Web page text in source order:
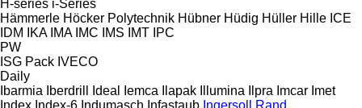
H-series i-Series
Hämmerle Höcker Polytechnik Hübner Hüdig Hüller Hille ICE
IDM
IKA IMA IMC IMS IMT IPC
PW
ISG Pack IVECO
Daily
Ibarmia
Iberdrill Ideal Iemca Ilapak Illumina Ilpra Imcar Imet
Index Index-6 Indumasch Infastaub Ingersoll Rand